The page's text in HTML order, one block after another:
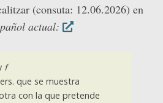
(consuta: 12.06.2026) en
actual:
f
que se muestra
con la que pretende